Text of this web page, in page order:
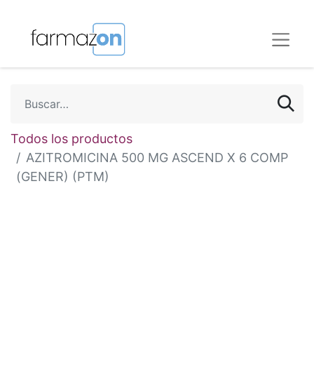
Todos los productos
AZITROMICINA 500 MG ASCEND X 6 COMP
(GENER) (PTM)